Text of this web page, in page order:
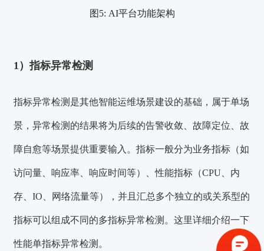
图5: AI平台功能架构
1）指标异常检测
指标异常检测 是其他智能运维场景建设的基础，属于单场
景，异常检测的结果将为后续的告警收敛、故障定位、故
障自愈等场景提供重要输入。指标一般分为业务指标（如
访问量、响应率、响应时间等）、性能指标（CPU、内
存、IO、网络流量等），并且汇总多个独立的或关系型的
指标可以组成不同的多指标异常检测。这里详细介绍一下
性能单指标异常检测。
验证码登录 密码登录